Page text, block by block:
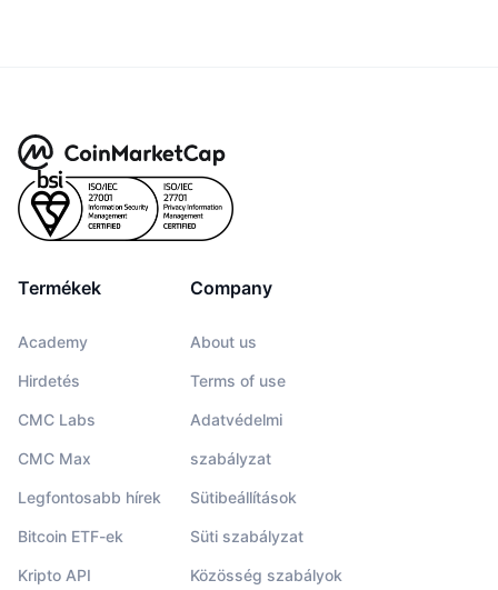
Termékek
Academy
Hirdetés
CMC Labs
CMC Max
Legfontosabb hírek
Bitcoin ETF-ek
Kripto API
Company
About us
Terms of use
Adatvédelmi
szabályzat
Sütibeállítások
Süti szabályzat
Közösség szabályok